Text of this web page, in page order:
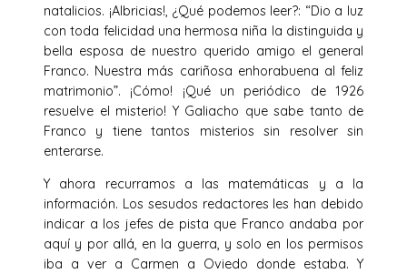
natalicios. ¡Albricias!, ¿Qué podemos leer?: “Dio a luz
con toda felicidad una hermosa niña la distinguida y
bella esposa de nuestro querido amigo el general
Franco. Nuestra más cariñosa enhorabuena al feliz
matrimonio”. ¡Cómo! ¡Qué un periódico de 1926
resuelve el misterio! Y Galiacho que sabe tanto de
Franco y tiene tantos misterios sin resolver sin
enterarse.
Y ahora recurramos a las matemáticas y a la
información. Los sesudos redactores les han debido
indicar a los jefes de pista que Franco andaba por
aquí y por allá, en la guerra, y solo en los permisos
iba a ver a Carmen a Oviedo donde estaba. Y